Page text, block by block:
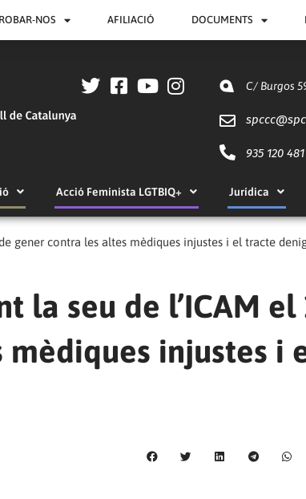
NOS AFILIACIÓ DOCUMENTS
C/ Burgos
spccc@
935 120 481
Acció Feminista LGTBIQ+ Jurídica
gener contra les altes mèdiques injustes i el tracte
la seu de l’ICAM el
injustes i